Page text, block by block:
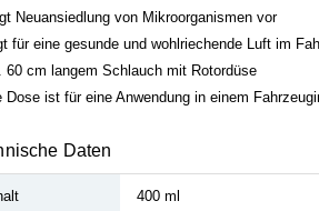
Neuansiedlung von Mikroorganismen vor
für eine gesunde und wohlriechende Luft im
60 cm langem Schlauch mit Rotordüse
Dose ist für eine Anwendung in einem
Daten
400 ml